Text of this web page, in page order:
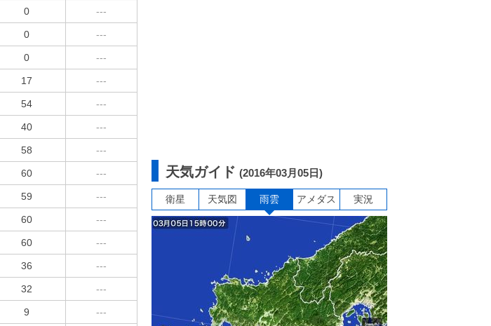
0 ---
0 ---
0 ---
17 ---
54 ---
40 ---
58 ---
60 ---
59 ---
60 ---
60 ---
36 ---
32 ---
9 ---
天気ガイド (2016年03月05日)
衛星 天気図 雨雲 アメダス 実況